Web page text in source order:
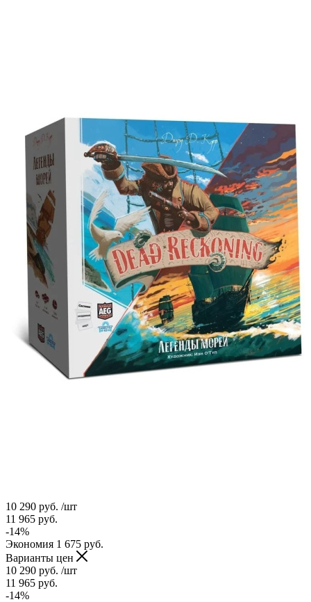
10 290 руб. /шт
11 965 руб.
-14%
Экономия 1 675 руб.
Варианты цен
10 290 руб. /шт
11 965 руб.
-14%